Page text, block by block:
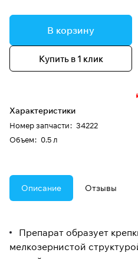
В корзину
Купить в 1 клик
Характеристики
Номер запчасти: 34222
Oбъем: 0.5 л
Описание Отзывы
Препарат образует
мелкозернистой